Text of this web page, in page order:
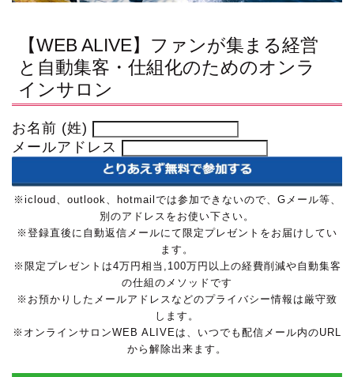
【WEB ALIVE】ファンが集まる経営
と自動集客・仕組化のためのオンラ
インサロン
お名前 (姓)
メールアドレス
※icloud、outlook、hotmailでは参加できないので、Gメール等、
別のアドレスをお使い下さい。
※登録直後に自動返信メールにて限定プレゼントをお届けしてい
ます。
※限定プレゼントは4万円相当,100万円以上の経費削減や自動集客
の仕組のメソッドです
※お預かりしたメールアドレスなどのプライバシー情報は厳守致
します。
※オンラインサロンWEB ALIVEは、いつでも配信メール内のURL
から解除出来ます。